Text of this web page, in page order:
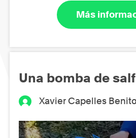
Más
Una bomba de
Xavier Capelles